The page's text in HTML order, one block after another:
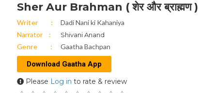
Sher Aur Brahman ( शेर और ब्राह्मण )
Writer
Dadi Nani ki Kahaniya
Narrator
Shivani Anand
Genre Gaatha Bachpan
Download Gaatha App
Please Log in to rate & review